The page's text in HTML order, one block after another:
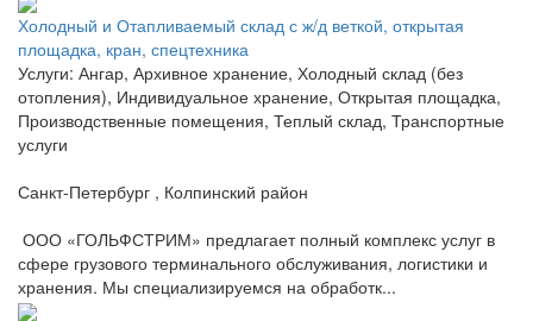
Холодный и Отапливаемый склад с ж/д веткой, открытая
площадка, кран, спецтехника
Услуги: Ангар, Архивное хранение, Холодный склад (без
отопления), Индивидуальное хранение, Открытая площадка,
Производственные помещения, Теплый склад, Транспортные
услуги
Санкт-Петербург , Колпинский район
ООО «ГОЛЬФСТРИМ» предлагает полный комплекс услуг в
сфере грузового терминального обслуживания, логистики и
хранения. Мы специализируемся на обработк...